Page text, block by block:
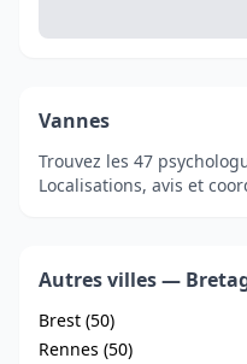
Vannes
Trouvez les 47
Localisations, avis et
Autres villes —
Brest (50)
Rennes (50)